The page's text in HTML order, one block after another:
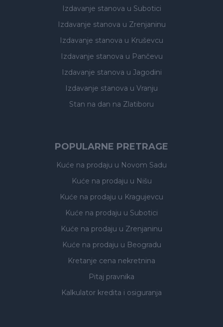
Izdavanje stanova u Subotici
Izdavanje stanova u Zrenjaninu
Izdavanje stanova u Kruševcu
Izdavanje stanova u Pančevu
Izdavanje stanova u Jagodini
Izdavanje stanova u Vranju
Stan na dan na Zlatiboru
POPULARNE PRETRAGE
Kuće na prodaju u Novom Sadu
Kuće na prodaju u Nišu
Kuće na prodaju u Kragujevcu
Kuće na prodaju u Subotici
Kuće na prodaju u Zrenjaninu
Kuće na prodaju u Beogradu
Kretanje cena nekretnina
Pitaj pravnika
Kalkulator kredita i osiguranja